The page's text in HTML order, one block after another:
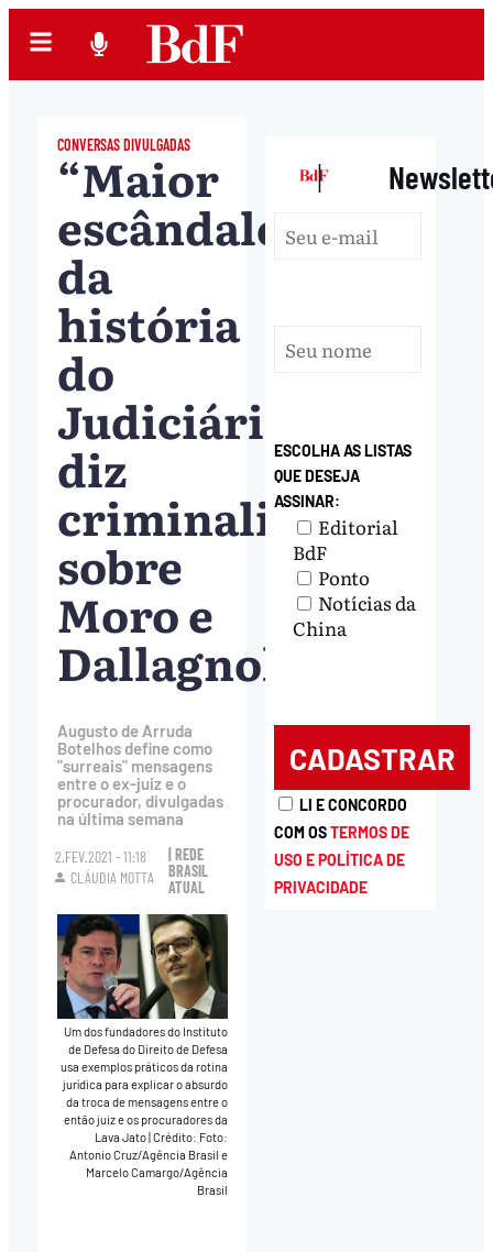
CONVERSAS DIVULGADAS
“Maior
escândalo
da
história
do
Judiciário”,
diz
criminalista
sobre
Moro e
Dallagnol
Augusto de Arruda
Botelhos define como
"surreais" mensagens
entre o ex-juiz e o
procurador, divulgadas
na última semana
2.FEV.2021 - 11:18
CLÁUDIA MOTTA
| REDE
BRASIL
ATUAL
Um dos fundadores do Instituto
de Defesa do Direito de Defesa
usa exemplos práticos da rotina
jurídica para explicar o absurdo
da troca de mensagens entre o
então juiz e os procuradores da
Lava Jato Crédito: Foto:
Antonio Cruz/Agência Brasil e
Marcelo Camargo/Agência
Brasil
|
ESCOLHA AS LISTAS
QUE DESEJA
ASSINAR:
Editorial
BdF
Ponto
Notícias da
China
LI E CONCORDO
COM OSTERMOS DE
USO E POLÍTICA DE
PRIVACIDADE